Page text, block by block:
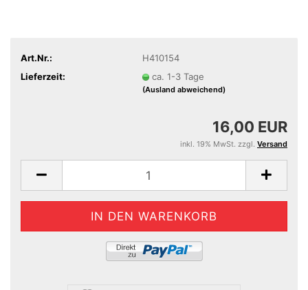
Art.Nr.:
H410154
Lieferzeit:
ca. 1-3 Tage
(Ausland abweichend)
16,00 EUR
inkl. 19% MwSt. zzgl. Versand